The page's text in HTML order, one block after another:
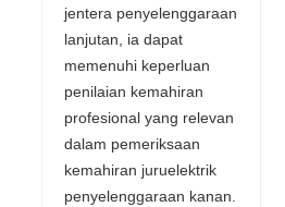
jentera penyelenggaraan
lanjutan, ia dapat
memenuhi keperluan
penilaian kemahiran
profesional yang relevan
dalam pemeriksaan
kemahiran juruelektrik
penyelenggaraan kanan.